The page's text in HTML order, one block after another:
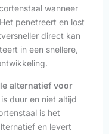
wanneer
penetreert en lost
direct kan
in een snellere,
alternatief voor
duur en niet altijd
is het
en levert